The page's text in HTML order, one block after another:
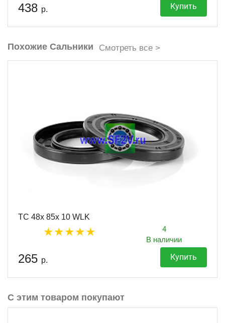
438 р. Купить
Похожие Сальники Смотреть все >
TC 48x 85x 10 WLK
4
В наличии
265 р. Купить
С этим товаром покупают